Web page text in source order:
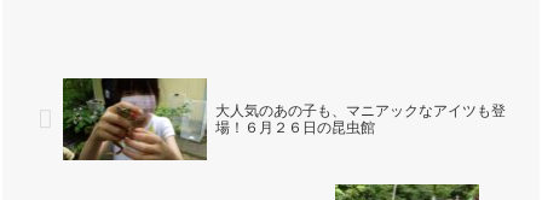
大人気のあの子も、マニアックなアイツも登
場！６月２６日の昆虫館